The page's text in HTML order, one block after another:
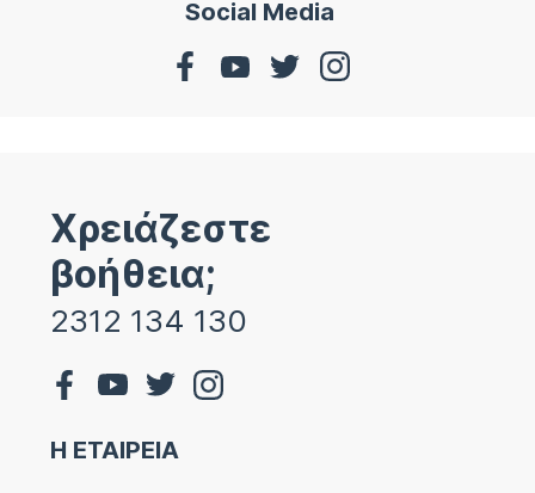
Social Media
Χρειάζεστε
βοήθεια;
2312 134 130
Η ΕΤΑΙΡΕΙΑ